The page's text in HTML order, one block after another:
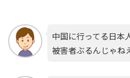
中国に行ってる日本
被害者ぶるんじゃね